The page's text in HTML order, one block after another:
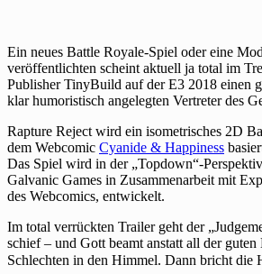
Ein neues Battle Royale-Spiel oder eine
veröffentlichten scheint aktuell ja total im
Publisher TinyBuild auf der E3 2018 einen
klar humoristisch angelegten Vertreter des
Rapture Reject wird ein isometrisches 2D
dem Webcomic Cyanide & Happiness
Das Spiel wird in der „Topdown“-
Galvanic Games in Zusammenarbeit mit
des Webcomics, entwickelt.
Im total verrückten Trailer geht der
schief – und Gott beamt anstatt all der guten
Schlechten in den Himmel. Dann bricht die